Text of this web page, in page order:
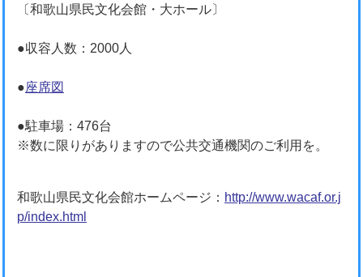
〔和歌山県民文化会館・大ホール〕
●収容人数：2000人
●座席図
●駐車場：476台
※数に限りがありますので公共交通機関のご利用を。
和歌山県民文化会館ホームページ： http://www.wacaf.or.j
p/index.html